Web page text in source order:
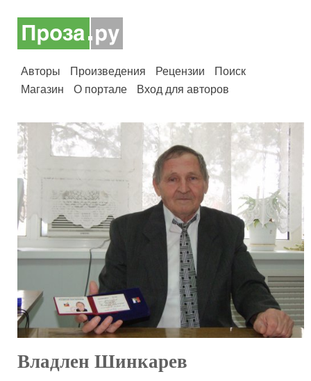
Авторы Произведения Рецензии
Поиск
Магазин
О портале Вход для авторов
Владлен Шинкарев